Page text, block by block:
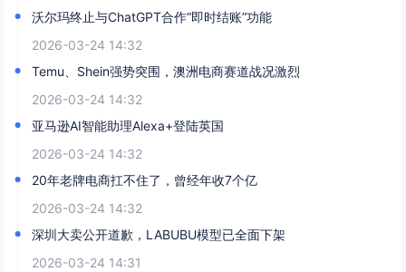
沃尔玛终止与ChatGPT合作“即时结账”功能
2026-03-24 14:32
Temu、Shein强势突围，澳洲电商赛道战况激烈
2026-03-24 14:32
亚马逊AI智能助理Alexa+登陆英国
2026-03-24 14:32
20年老牌电商扛不住了，曾经年收7个亿
2026-03-24 14:32
深圳大卖公开道歉，LABUBU模型已全面下架
2026-03-24 14:31